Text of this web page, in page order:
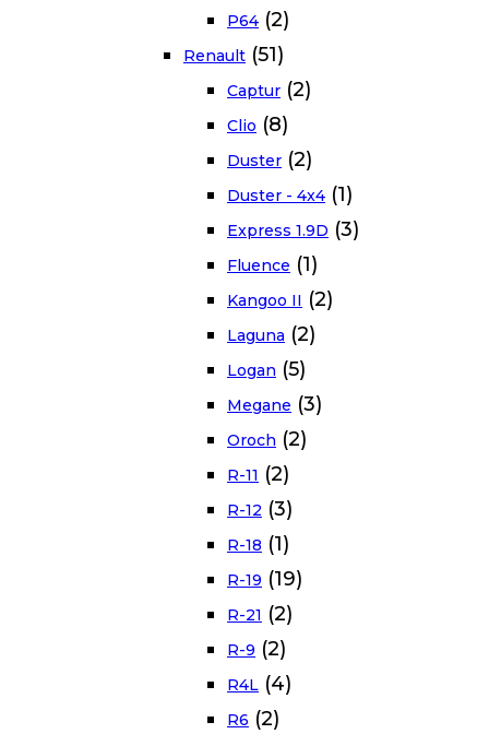
P64 (2)
Renault (51)
Captur (2)
Clio (8)
Duster (2)
Duster - 4x4 (1)
Express 1.9D (3)
Fluence (1)
Kangoo II (2)
Laguna (2)
Logan (5)
Megane (3)
Oroch (2)
R-11 (2)
R-12 (3)
R-18 (1)
R-19 (19)
R-21 (2)
R-9 (2)
R4L (4)
R6 (2)